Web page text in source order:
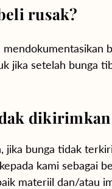
rusak?
jika setelah bunga
dikirimkan
bunga tidak
kami sebagai
materiil dan/atau